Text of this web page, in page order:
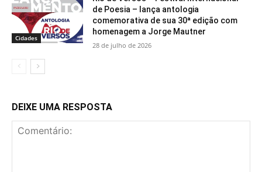
Cidades
de Poesia – lança antologia
comemorativa de sua 30ª edição com
homenagem a Jorge Mautner
28 de julho de 2026
DEIXE UMA RESPOSTA